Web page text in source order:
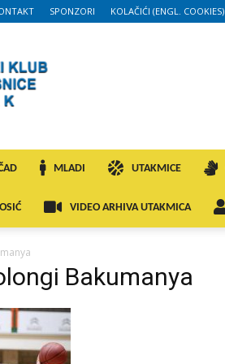
SPONZORI KOLAČIĆI (ENGL. COOKIES)
MLADI UTAKMICE
VIDEO ARHIVA UTAKMICA
Bakumanya